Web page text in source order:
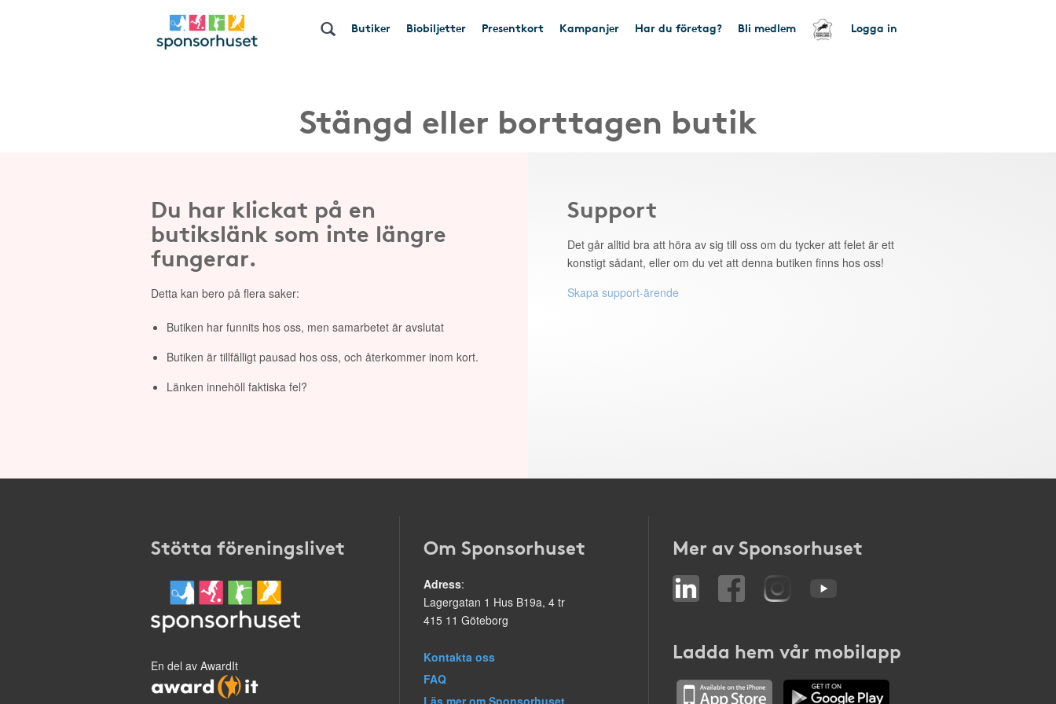
Butiker Biobiljetter Presentkort Kampanjer Har du företag? Bli medlem Logga in
Stängd eller borttagen butik
Du har klickat på en
butikslänk som inte längre
fungerar.
Detta kan bero på flera saker:
Butiken har funnits hos oss, men samarbetet är avslutat
Butiken är tillfälligt pausad hos oss, och återkommer inom kort.
Länken innehöll faktiska fel?
Support
Det går alltid bra att höra av sig till oss om du tycker att felet är ett
konstigt sådant, eller om du vet att denna butiken finns hos oss!
Skapa support-ärende
Stötta föreningslivet
En del av AwardIt
Om Sponsorhuset
Adress:
Lagergatan 1 Hus B19a, 4 tr
415 11 Göteborg
Kontakta oss
FAQ
Läs mer om Sponsorhuset
Mer av Sponsorhuset
Ladda hem vår mobilapp